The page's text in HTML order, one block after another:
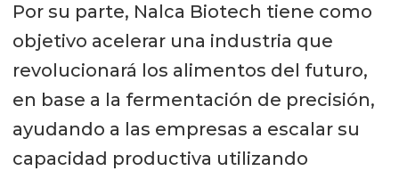
Por su parte, Nalca Biotech tiene como
objetivo acelerar una industria que
revolucionará los alimentos del futuro,
en base a la fermentación de precisión,
ayudando a las empresas a escalar su
capacidad productiva utilizando